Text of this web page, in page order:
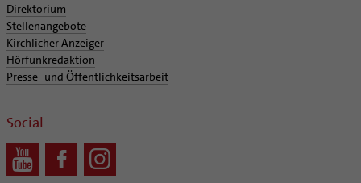
Direktorium
Stellenangebote
Kirchlicher Anzeiger
Hörfunkredaktion
Presse- und Öffentlichkeitsarbeit
Social